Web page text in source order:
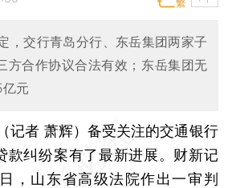
，交行青岛分行、东岳集团两家子
方合作协议合法有效；东岳集团无
元
记者 萧辉） 备受关注的交通银行
款纠纷案有了最新进展。财新记
，山东省高级法院作出一审判